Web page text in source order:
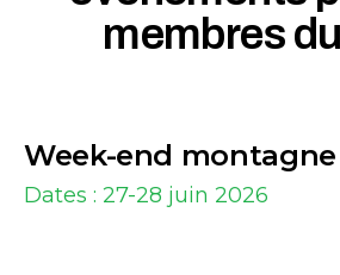
membres
Week-end montagne
Dates : 27-28 juin 2026